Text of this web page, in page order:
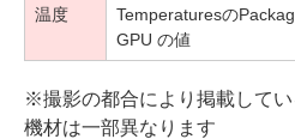
温度
Temperaturesの
GPU の値
※撮影の都合により掲載して
機材は一部異なります